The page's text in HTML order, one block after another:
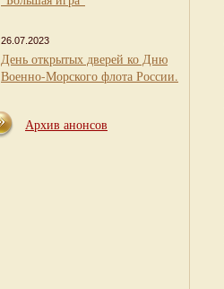
26.07.2023
День открытых дверей ко Дню
Военно-Морского флота России.
Архив анонсов